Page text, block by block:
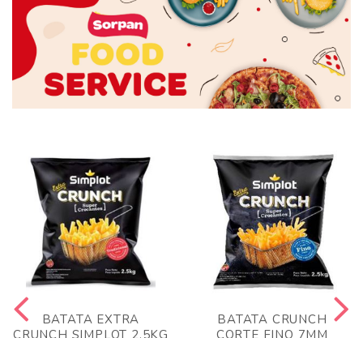
BATATA EXTRA
CRUNCH SIMPLOT 2,5KG
BATATA CRUNCH
CORTE FINO 7MM